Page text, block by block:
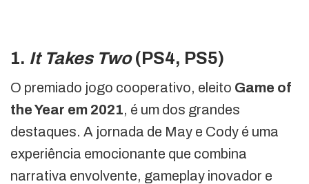
1. It Takes Two(PS4, PS5)
O premiado jogo cooperativo, eleito Game of
the Year em 2021, é um dos grandes
destaques. A jornada de May e Cody é uma
experiência emocionante que combina
narrativa envolvente, gameplay inovador e